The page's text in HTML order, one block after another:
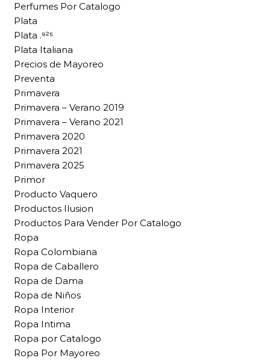
Perfumes Por Catalogo
Plata
Plata .⁹²⁵
Plata Italiana
Precios de Mayoreo
Preventa
Primavera
Primavera – Verano 2019
Primavera – Verano 2021
Primavera 2020
Primavera 2021
Primavera 2025
Primor
Producto Vaquero
Productos Ilusion
Productos Para Vender Por Catalogo
Ropa
Ropa Colombiana
Ropa de Caballero
Ropa de Dama
Ropa de Niños
Ropa Interior
Ropa Intima
Ropa por Catalogo
Ropa Por Mayoreo